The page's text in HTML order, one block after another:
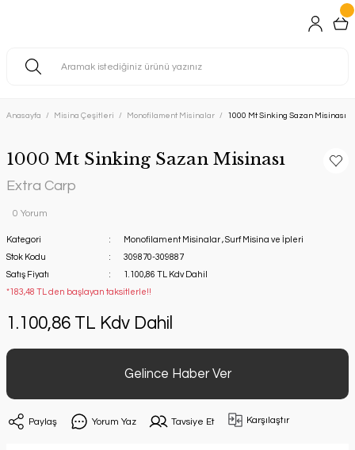
Anasayfa Misina Çeşitleri Monofilament Misinalar 1000 Mt Sinking Sazan Misinası
1000 Mt Sinking Sazan Misinası
Extra Carp
0 Yorum
Kategori Monofilament Misinalar ,Surf Misina ve İpleri
Stok Kodu
309870-309887
Satış Fiyatı
1.100,86 TL Kdv Dahil
*183,48 TL den başlayan taksitlerle!!
1.100,86 TL Kdv Dahil
Gelince Haber Ver
Paylaş Yorum Yaz Tavsiye Et Karşılaştır